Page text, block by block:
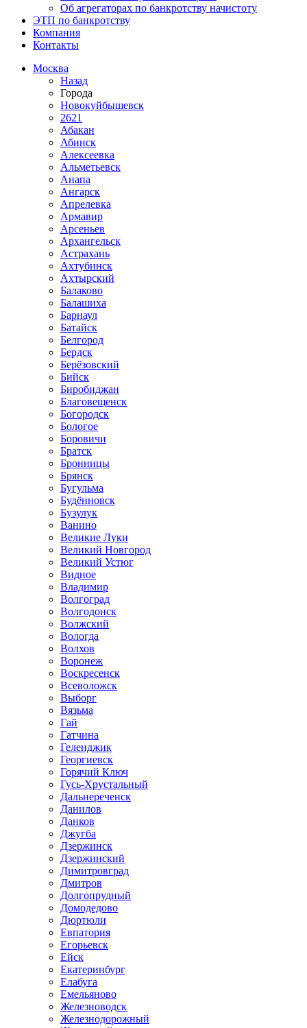
Об агрегаторах по банкротству начистоту
ЭТП по банкротству
Компания
Контакты
Москва
Назад
Города
Новокуйбышевск
2621
Абакан
Абинск
Алексеевка
Альметьевск
Анапа
Ангарск
Апрелевка
Армавир
Арсеньев
Архангельск
Астрахань
Ахтубинск
Ахтырский
Балаково
Балашиха
Барнаул
Батайск
Белгород
Бердск
Берёзовский
Бийск
Биробиджан
Благовещенск
Богородск
Бологое
Боровичи
Братск
Бронницы
Брянск
Бугульма
Будённовск
Бузулук
Ванино
Великие Луки
Великий Новгород
Великий Устюг
Видное
Владимир
Волгоград
Волгодонск
Волжский
Вологда
Волхов
Воронеж
Воскресенск
Всеволожск
Выборг
Вязьма
Гай
Гатчина
Геленджик
Георгиевск
Горячий Ключ
Гусь-Хрустальный
Дальнереченск
Данилов
Данков
Джугба
Дзержинск
Дзержинский
Димитровград
Дмитров
Долгопрудный
Домодедово
Дюртюли
Евпатория
Егорьевск
Ейск
Екатеринбург
Елабуга
Емельяново
Железноводск
Железнодорожный